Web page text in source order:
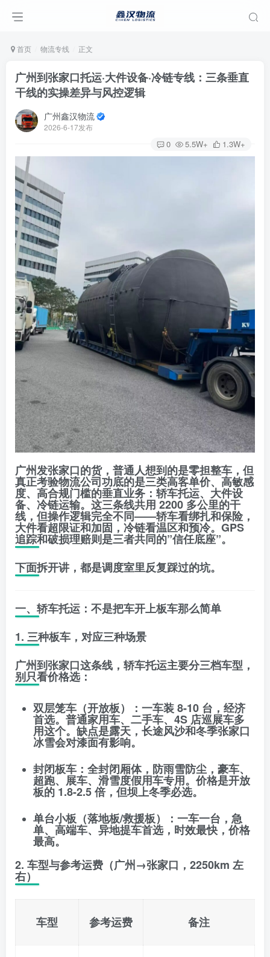
首页 物流专线 正文
广州到张家口托运·大件设备·冷链专线：三条垂直
干线的实操差异与风控逻辑
广州鑫汉物流
2026-6-17发布
0 5.5W+ 1.3W+
广州发张家口的货，普通人想到的是零担整车，但
真正考验物流公司功底的是三类高客单价、高敏感
度、高合规门槛的垂直业务：轿车托运、大件设
备、冷链运输。这三条线共用 2200 多公里的干
线，但操作逻辑完全不同——轿车看绑扎和保险，
大件看超限证和加固，冷链看温区和预冷。GPS
追踪和破损理赔则是三者共同的”信任底座”。
下面拆开讲，都是调度室里反复踩过的坑。
一、轿车托运：不是把车开上板车那么简单
1. 三种板车，对应三种场景
广州到张家口这条线，轿车托运主要分三档车型，
别只看价格选：
双层笼车（开放板）
：一车装 8-10 台，经济
首选。普通家用车、二手车、4S 店巡展车多
用这个。缺点是露天，长途风沙和冬季张家口
冰雪会对漆面有影响。
封闭板车 ：全封闭厢体，防雨雪防尘，豪车、
超跑、展车、滑雪度假用车专用。价格是开放
板的 1.8-2.5 倍，但坝上冬季必选。
单台小板（落地板/救援板）
：一车一台，急
单、高端车、异地提车首选，时效最快，价格
最高。
2. 车型与参考运费（广州→张家口，2250km 左
右）
车型 参考运费 备注